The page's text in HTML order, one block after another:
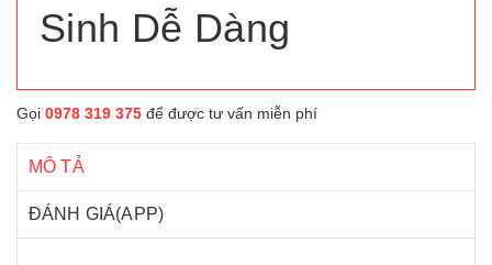
Sinh Dễ Dàng
Gọi 0978 319 375 để được tư vấn miễn phí
MÔ TẢ
ĐÁNH GIÁ(APP)